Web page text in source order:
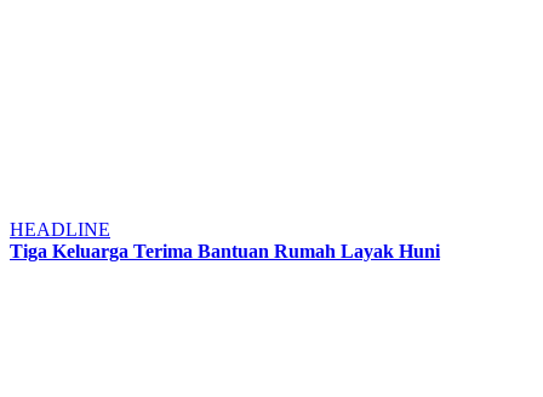
HEADLINE
Tiga Keluarga Terima Bantuan Rumah Layak Huni